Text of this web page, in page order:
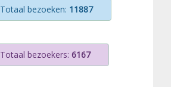
Totaal bezoeken: 11887
Totaal bezoekers: 6167